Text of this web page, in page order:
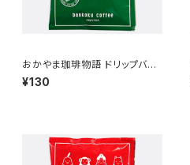
おかやま珈琲物語 ドリップバッ
グ珈琲【深煎り(緑)】
¥130